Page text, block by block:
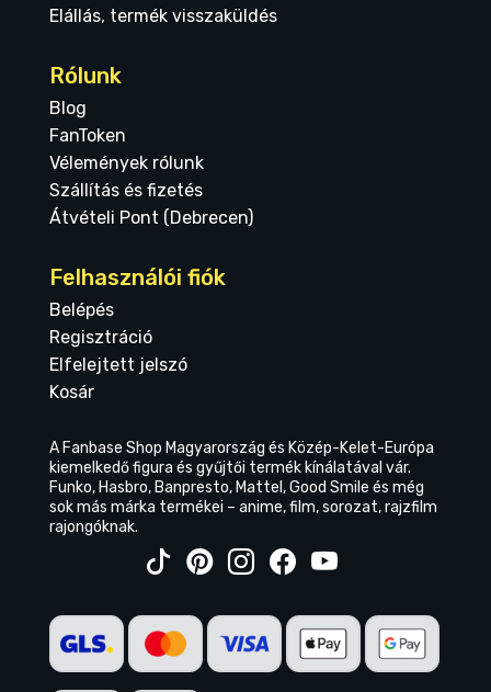
Elállás, termék visszaküldés
Rólunk
Blog
FanToken
Vélemények rólunk
Szállítás és fizetés
Átvételi Pont (Debrecen)
Felhasználói fiók
Belépés
Regisztráció
Elfelejtett jelszó
Kosár
A Fanbase Shop Magyarország és Közép-Kelet-Európa
kiemelkedő figura és gyűjtői termék kínálatával vár.
Funko, Hasbro, Banpresto, Mattel, Good Smile és még
sok más márka termékei – anime, film, sorozat, rajzfilm
rajongóknak.